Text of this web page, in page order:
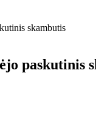
skambutis
paskutinis